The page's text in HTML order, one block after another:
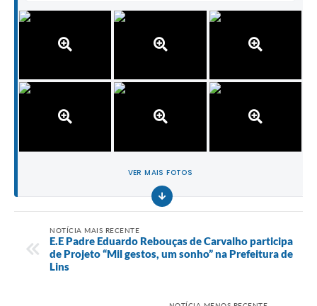
VER MAIS FOTOS
NOTÍCIA MAIS RECENTE
E.E Padre Eduardo Rebouças de Carvalho participa
de Projeto “Mil gestos, um sonho” na Prefeitura de
Lins